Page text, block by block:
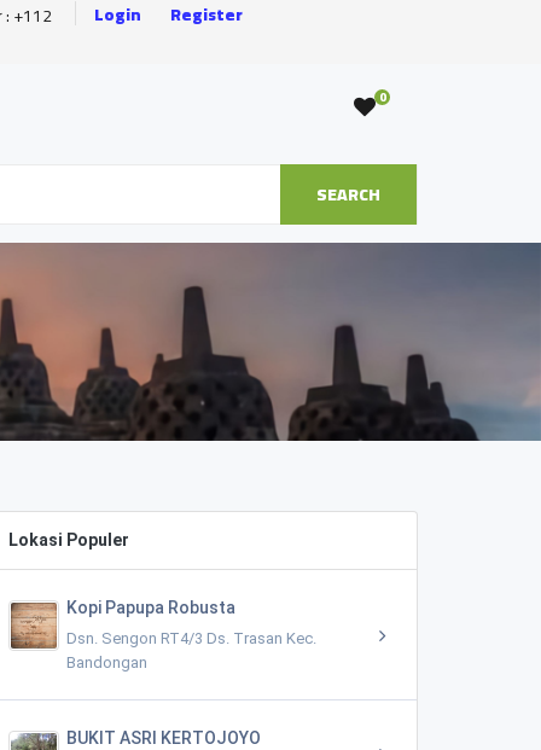
: +112 Login Register
0
SEARCH
Lokasi Populer
Kopi Papupa Robusta
Dsn. Sengon RT4/3 Ds. Trasan Kec.
Bandongan
BUKIT ASRI KERTOJOYO